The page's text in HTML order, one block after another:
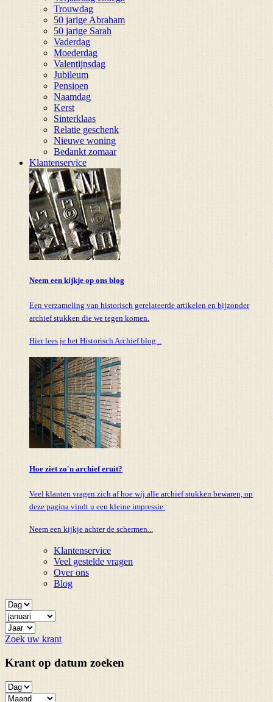
Trouwdag
50 jarige Abraham
50 jarige Sarah
Vaderdag
Moederdag
Valentijnsdag
Jubileum
Pensioen
Naamdag
Kerst
Sinterklaas
Relatie geschenk
Nieuwe woning
Bedankt zomaar
Klantenservice
Neem een kijkje op ons blog
Een verzameling van historisch gerelateerde artikelen en bijzonder
archief stukken die we tegen komen.
Hier lees je het Historisch Archief blog...
Hoe ziet zo'n archief eruit?
Veel klanten vragen zich af hoe wij alle archief stukken bewaren, op
deze pagina vindt u een kleine impressie.
Neem een kijkje achter de schermen...
Klantenservice
Veel gestelde vragen
Over ons
Blog
Zoek uw krant
Krant op datum zoeken